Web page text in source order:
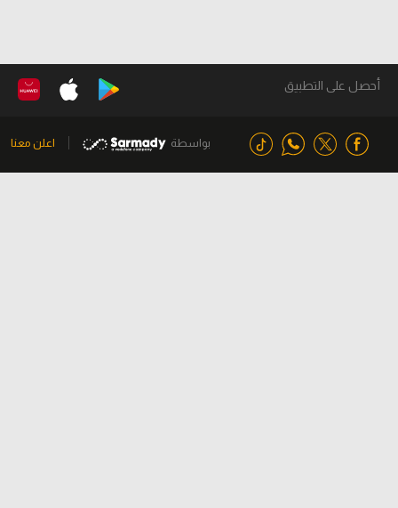
أحصل على التطبيق
بواسطة اعلن معنا